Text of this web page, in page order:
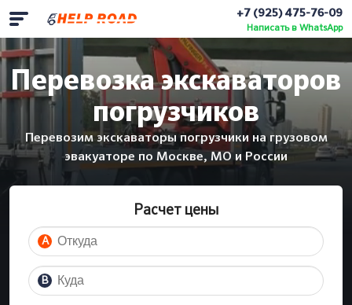
+7 (925) 475-76-09
Написать в WhatsApp
Перевозка экскаваторов
погрузчиков
Перевозим экскаваторы погрузчики на грузовом
эвакуаторе по Москве, МО и России
Расчет цены
A
B